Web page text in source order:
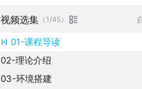
视频选集 （1/45）
01-课程导读
02-理论介绍
03-环境搭建